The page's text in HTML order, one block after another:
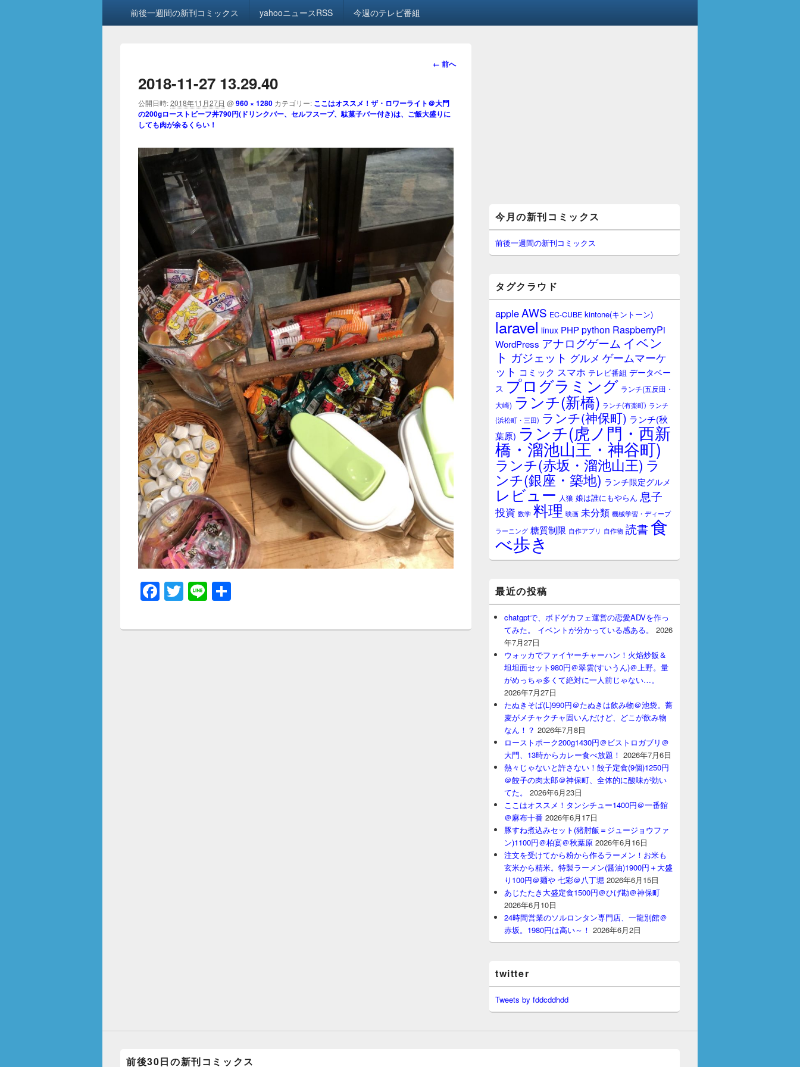
前後一週間の新刊コミックス yahooニュースRSS 今週のテレビ番組
画
ビ
ゲ
ョ
ン
← 前へ
2018-11-27 13.29.40
公開日時:2018年11月27日 @960 × 1280 カテゴリー: ここはオススメ！ザ・ロワーライト＠大門
の200gローストビーフ丼790円(ドリンクバー、セルフスープ、駄菓子バー付き)は、ご飯大盛りに
しても肉が余るくらい！
F
c
T
tt
Li
e
イ
ン
サ
イ
ー
ジ
ッ
ト
今月の新刊コミックス
前後一週間の新刊コミックス
タグクラウド
appleAWS EC-CUBE kintone(キントーン)
laravel linux PHPpython RaspberryPi
WordPress アナログゲーム イベン
ト ガジェット グルメ ゲームマーケ
ット コミック スマホ テレビ番組 データベー
ス プログラミング ランチ(五反田・
大崎) ランチ(新橋) ランチ(有楽町) ランチ
(浜松町・三田) ランチ(神保町) ランチ(秋
葉原) ランチ(虎ノ門・西新
橋・溜池山王・神谷町)
ランチ(赤坂・溜池山王) ラ
ンチ(銀座・築地) ランチ限定グルメ
レビュー 人狼 娘は誰にもやらん 息子
投資 数学 料理 映画 未分類 機械学習・ディープ
ラーニング 糖質制限 自作アプリ 自作物 読書食
べ歩き
最近の投稿
chatgptで、ボドゲカフェ運営の恋愛ADVを作っ
てみた。 イベントが分かっている感ある。
2026
年7月27日
ウォッカでファイヤーチャーハン！火焰炒飯＆
坦坦面セット980円＠翠雲(すいうん)＠上野。量
がめっちゃ多くて絶対に一人前じゃない…。
2026年7月27日
たぬきそば(L)990円＠たぬきは飲み物＠池袋。蕎
麦がメチャクチャ固いんだけど、どこが飲み物
なん！？ 2026年7月8日
ローストポーク200g1430円＠ビストロガブリ＠
大門、13時からカレー食べ放題！ 2026年7月6日
熱々じゃないと許さない！餃子定食(9個)1250円
＠餃子の肉太郎＠神保町、全体的に酸味が効い
てた。
2026年6月23日
ここはオススメ！タンシチュー1400円＠一番館
＠麻布十番 2026年6月17日
豚すね煮込みセット(猪肘飯＝ジュージョウファ
ン)1100円＠柏宴＠秋葉原 2026年6月16日
注文を受けてから粉から作るラーメン！お米も
玄米から精米。特製ラーメン(醤油)1900円＋大盛
り100円＠麺や 七彩＠八丁堀 2026年6月15日
あじたたき大盛定食1500円＠ひげ勘＠神保町
2026年6月10日
24時間営業のソルロンタン専門店、一龍別館＠
赤坂。1980円は高い～！ 2026年6月2日
twitter
Tweets by fddcddhdd
前後30日の新刊コミックス